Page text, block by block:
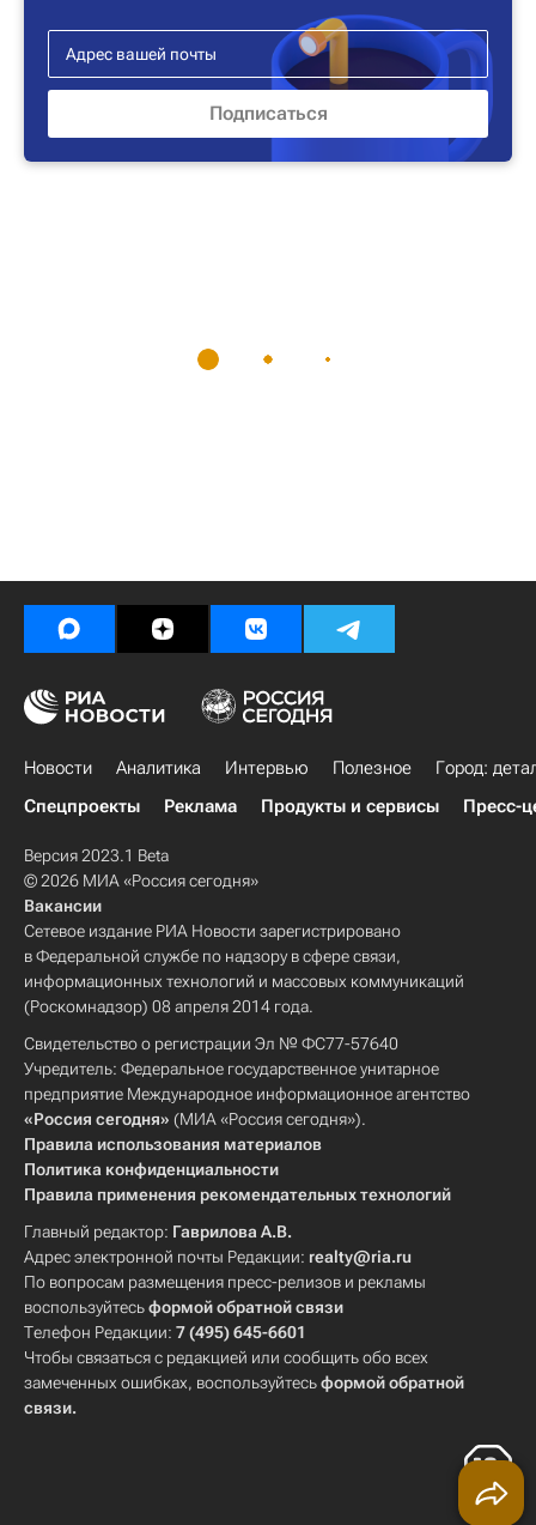
Новости Аналитика Интервью Полезное
Город:
Спецпроекты
Реклама Продукты и сервисы Пресс-
Версия 2023.1 Beta
© 2026 МИА «Россия сегодня»
Вакансии
Сетевое издание РИА Новости зарегистрировано
в Федеральной службе по надзору в сфере связи,
информационных технологий и массовых коммуникаций
(Роскомнадзор) 08 апреля 2014 года.
Свидетельство о регистрации Эл № ФС77-57640
Учредитель: Федеральное государственное унитарное
предприятие Международное информационное агентство
«Россия сегодня» (МИА «Россия сегодня»).
Правила использования материалов
Политика конфиденциальности
Правила применения рекомендательных технологий
Главный редактор: Гаврилова А.В.
Адрес электронной почты Редакции: realty@ria.ru
По вопросам размещения пресс-релизов и рекламы
воспользуйтесьформой обратной связи
Телефон Редакции: 7 (495) 645-6601
Чтобы связаться с редакцией или сообщить обо всех
замеченных ошибках, воспользуйтесьформой обратной
связи.